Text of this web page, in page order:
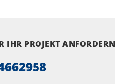
IHR PROJEKT ANFORDERN